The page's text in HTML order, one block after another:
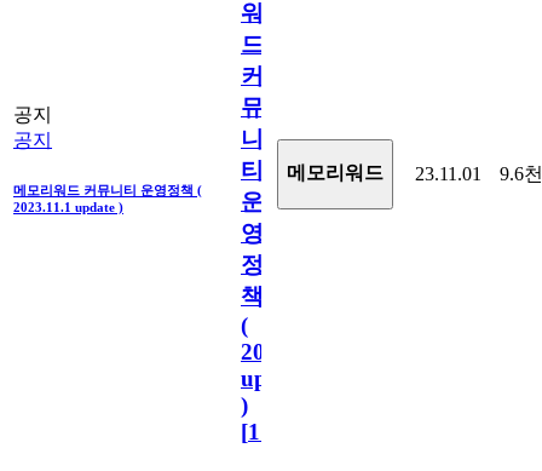
공지
공지
메모리워드 커뮤니티 운영정책 (
2023.11.1 update )
워
드
커
뮤
니
티
운
영
정
책
(
2023.11.1
update
)
[110
메모리워드 23.11.01 9.6천